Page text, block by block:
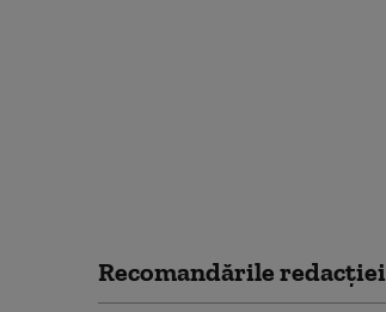
Recomandările redacţiei